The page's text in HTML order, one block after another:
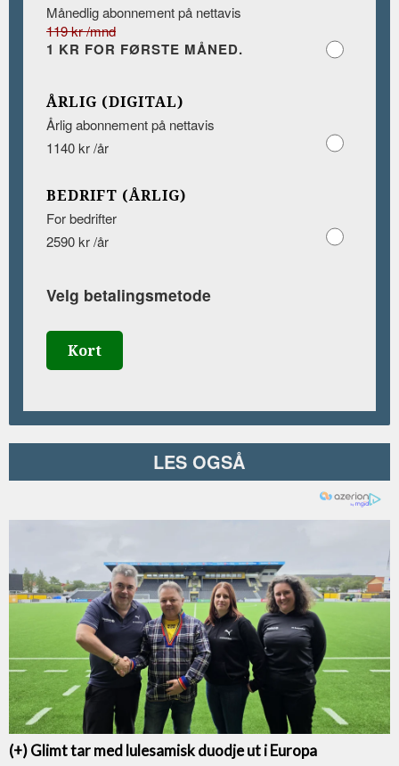
Månedlig abonnement på nettavis
119 kr /mnd
1 KR FOR FØRSTE MÅNED.
ÅRLIG (DIGITAL)
Årlig abonnement på nettavis
1140 kr /år
BEDRIFT (ÅRLIG)
For bedrifter
2590 kr /år
Velg betalingsmetode
Kort
LES OGSÅ